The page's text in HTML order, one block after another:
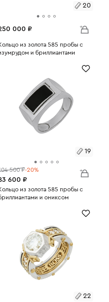
20
000 ₽
из золота 585 пробы с
и бриллиантами
19
500 ₽-20%
600 ₽
из золота 585 пробы с
и ониксом
22